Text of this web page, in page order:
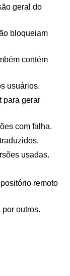
geral do
bloqueiam
contém
usuários.
para gerar
com falha.
usadas.
remoto
outros.